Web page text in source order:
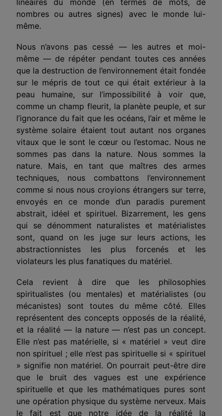
nombres ou autres signes) avec le monde lui-
même.
Nous n’avons pas cessé — les autres et moi-
même — de répéter pendant toutes ces années
que la destruction de l’environnement était fondée
sur le mépris de tout ce qui était extérieur à la
peau humaine, sur l’impossibilité à voir que,
comme un champ fleurit, la planète peuple, et sur
l’ignorance du fait que les océans, l’air et même le
système solaire étaient tout autant nos organes
vitaux que le sont le cœur ou l’estomac. Nous ne
sommes pas dans la nature. Nous sommes la
nature. Mais, en tant que maîtres des armes
techniques, nous combattons l’environnement
comme si nous nous croyions étrangers sur terre,
envoyés en ce monde d’un paradis purement
abstrait, idéel et spirituel. Bizarrement, les gens
qui se dénomment naturalistes et matérialistes
sont, quand on les juge sur leurs actions, les
abstractionnistes les plus forcenés et les
violateurs les plus fanatiques du matériel.
Cela revient à dire que les philosophies
spiritualistes (ou mentales) et matérialistes (ou
mécanistes) sont toutes du même côté. Elles
représentent des concepts opposés de la réalité,
et la réalité — la nature — n’est pas un concept.
Elle n’est pas matérielle, si « matériel » veut dire
non spirituel ; elle n’est pas spirituelle si « spirituel
» signifie non matériel. On pourrait peut-être dire
que le bruit des vagues est une expérience
spirituelle et que les mathématiques pures sont
une opération physique du système nerveux. Mais
le fait est que notre idée de la réalité la